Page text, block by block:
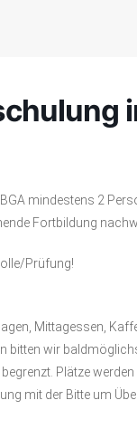
mindestens 2
Fortbildung
Prüfung!
Mittagessen,
bitten wir
Plätze
mit der Bitte um